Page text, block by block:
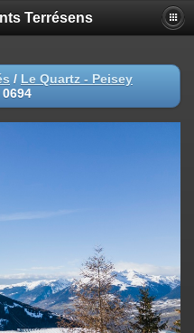
Terrésens
/ Le Quartz - Peisey
0694